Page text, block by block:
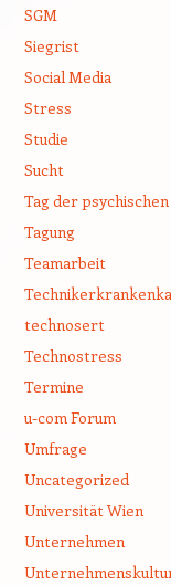
SGM
Siegrist
Social Media
Stress
Studie
Sucht
Tag der
Tagung
Teamarbeit
technosert
Technostress
Termine
u-com Forum
Umfrage
Uncategorized
Universität Wien
Unternehmen